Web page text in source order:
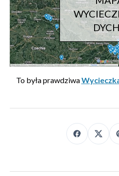
To była prawdziwa